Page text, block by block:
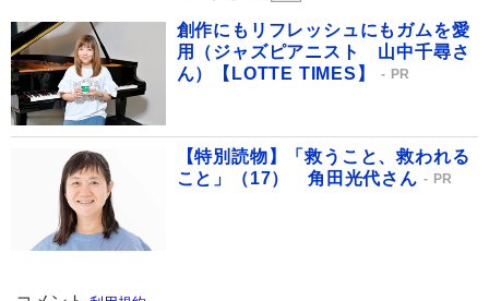
創作にもリフレッシュにもガムを愛
用（ジャズピアニスト 山中千尋さ
ん）【LOTTE TIMES】
PR
【特別読物】「救うこと、救われる
こと」（17） 角田光代さん
PR